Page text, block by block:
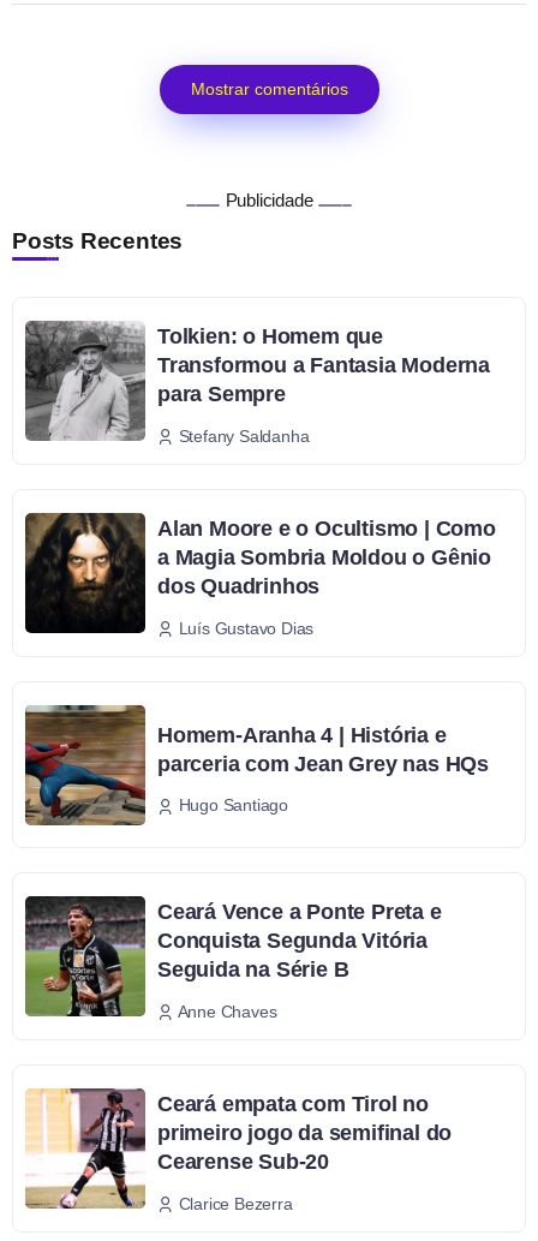
Mostrar comentários
Publicidade
Posts Recentes
Tolkien: o Homem que
Transformou a Fantasia Moderna
para Sempre
Stefany Saldanha
Alan Moore e o Ocultismo | Como
a Magia Sombria Moldou o Gênio
dos Quadrinhos
Luís Gustavo Dias
Homem-Aranha 4 | História e
parceria com Jean Grey nas HQs
Hugo Santiago
Ceará Vence a Ponte Preta e
Conquista Segunda Vitória
Seguida na Série B
Anne Chaves
Ceará empata com Tirol no
primeiro jogo da semifinal do
Cearense Sub-20
Clarice Bezerra